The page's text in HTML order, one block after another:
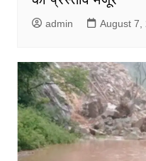
admin August 7,